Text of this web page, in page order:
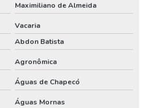
artesiano
Maximiliano de Almeida
Vacaria
Abdon Batista
Agronômica
Águas de Chapecó
Águas Mornas